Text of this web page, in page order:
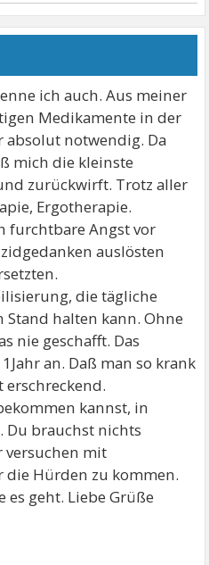
ich auch. Aus meiner
Medikamente in der
absolut notwendig. Da
mich die kleinste
zurückwirft. Trotz aller
Ergotherapie.
furchtbare Angst vor
auslösten
die tägliche
Stand halten kann. Ohne
nie geschafft. Das
an. Daß man so krank
erschreckend.
kannst, in
Du brauchst nichts
versuchen mit
Hürden zu kommen.
es geht. Liebe Grüße